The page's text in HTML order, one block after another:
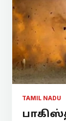
TAMIL NADU